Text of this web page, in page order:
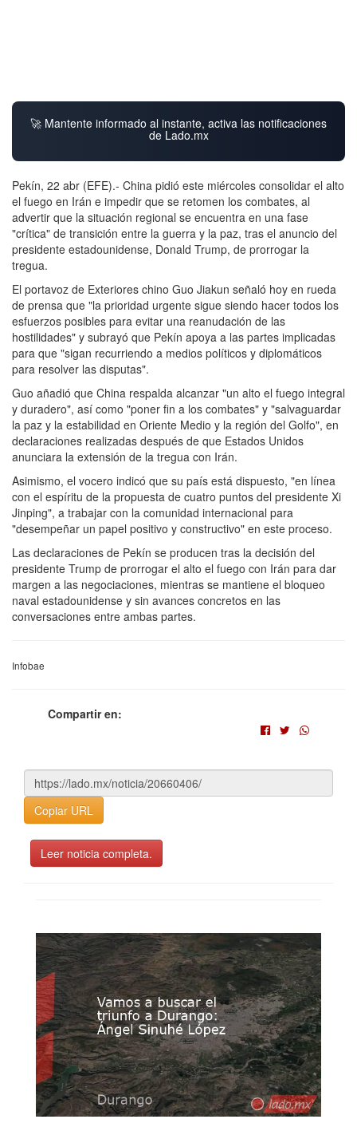
🚀 Mantente informado al instante, activa las notificaciones
de Lado.mx
Pekín, 22 abr (EFE).- China pidió este miércoles consolidar el alto
el fuego en Irán e impedir que se retomen los combates, al
advertir que la situación regional se encuentra en una fase
"crítica" de transición entre la guerra y la paz, tras el anuncio del
presidente estadounidense, Donald Trump, de prorrogar la
tregua.
El portavoz de Exteriores chino Guo Jiakun señaló hoy en rueda
de prensa que "la prioridad urgente sigue siendo hacer todos los
esfuerzos posibles para evitar una reanudación de las
hostilidades" y subrayó que Pekín apoya a las partes implicadas
para que "sigan recurriendo a medios políticos y diplomáticos
para resolver las disputas".
Guo añadió que China respalda alcanzar "un alto el fuego integral
y duradero", así como "poner fin a los combates" y "salvaguardar
la paz y la estabilidad en Oriente Medio y la región del Golfo", en
declaraciones realizadas después de que Estados Unidos
anunciara la extensión de la tregua con Irán.
Asimismo, el vocero indicó que su país está dispuesto, "en línea
con el espíritu de la propuesta de cuatro puntos del presidente Xi
Jinping", a trabajar con la comunidad internacional para
"desempeñar un papel positivo y constructivo" en este proceso.
Las declaraciones de Pekín se producen tras la decisión del
presidente Trump de prorrogar el alto el fuego con Irán para dar
margen a las negociaciones, mientras se mantiene el bloqueo
naval estadounidense y sin avances concretos en las
conversaciones entre ambas partes.
Infobae
Compartir en:
Copiar URL
Leer noticia completa.